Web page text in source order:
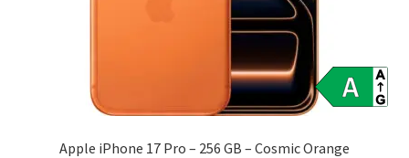
Apple iPhone 17 Pro – 256 GB – Cosmic Orange